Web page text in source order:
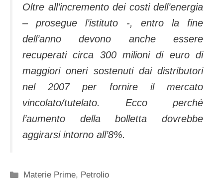
Oltre all’incremento dei costi dell’energia
– prosegue l’istituto -, entro la fine
dell’anno devono anche essere
recuperati circa 300 milioni di euro di
maggiori oneri sostenuti dai distributori
nel 2007 per fornire il mercato
vincolato/tutelato. Ecco perché
l’aumento della bolletta dovrebbe
aggirarsi intorno all’8%.
Categorie
Materie Prime, Petrolio